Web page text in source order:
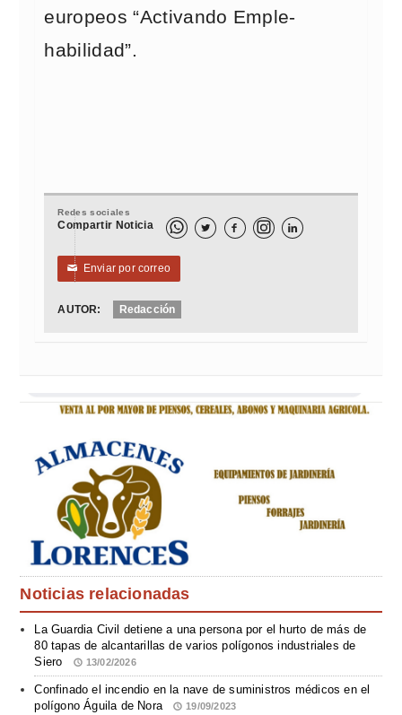
europeos “Activando Emple-
habilidad”.
Redes sociales
Compartir Noticia   
✉ Enviar por correo
AUTOR: Redacción
Noticias relacionadas
La Guardia Civil detiene a una persona por el hurto de más de
80 tapas de alcantarillas de varios polígonos industriales de
Siero
13/02/2026
Confinado el incendio en la nave de suministros médicos en el
polígono Águila de Nora
19/09/2023